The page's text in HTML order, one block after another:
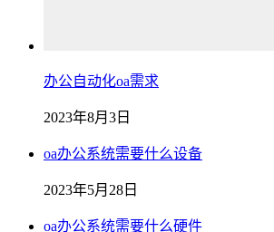
办公自动化oa需求
2023年8月3日
oa办公系统需要什么设备
2023年5月28日
oa办公系统需要什么硬件